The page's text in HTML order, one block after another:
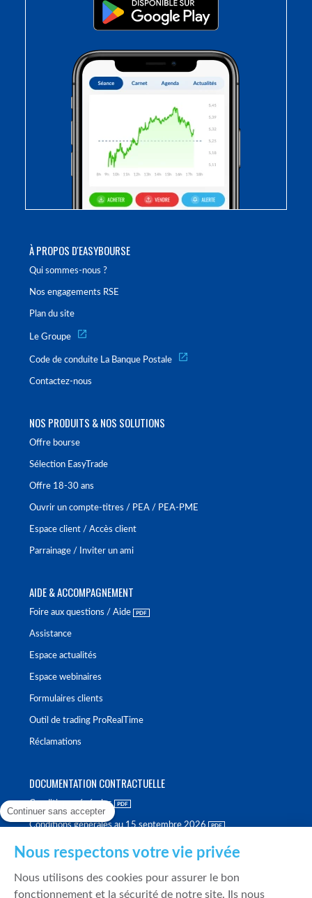
À PROPOS D'EASYBOURSE
Qui sommes-nous ?
Nos engagements RSE
Plan du site
Le Groupe
Code de conduite La Banque Postale
Contactez-nous
NOS PRODUITS & NOS SOLUTIONS
Offre bourse
Sélection EasyTrade
Offre 18-30 ans
Ouvrir un compte-titres / PEA / PEA-PME
Espace client / Accès client
Parrainage / Inviter un ami
AIDE & ACCOMPAGNEMENT
Foire aux questions / Aide
Assistance
Espace actualités
Espace webinaires
Formulaires clients
Outil de trading ProRealTime
Réclamations
DOCUMENTATION CONTRACTUELLE
Conditions générales
Conditions générales au 15 septembre 2026
Politique de meilleure sélection
Continuer sans accepter
Nous respectons votre vie privée
Nous utilisons des cookies pour assurer le bon
fonctionnement et la sécurité de notre site. Ils nous